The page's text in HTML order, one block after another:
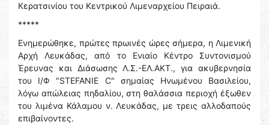
Κερατσινίου του Κεντρικού Λιμεναρχείου Πειραιά.
*****
Ενημερώθηκε, πρώτες πρωινές ώρες σήμερα, η Λιμενική
Αρχή Λευκάδας, από το Ενιαίο Κέντρο Συντονισμού
Έρευνας και Διάσωσης Λ.Σ.-ΕΛ.ΑΚΤ., για ακυβερνησία
του Ι/Φ "STEFANIE C" σημαίας Ηνωμένου Βασιλείου,
λόγω απώλειας πηδαλίου, στη θαλάσσια περιοχή έξωθεν
του λιμένα Κάλαμου ν. Λευκάδας, με τρεις αλλοδαπούς
επιβαίνοντες.